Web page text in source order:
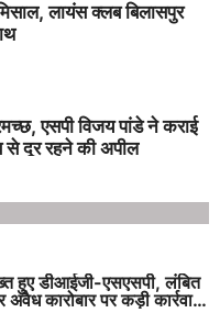
लायंस क्लब बिलासपुर
एसपी विजय पांडे ने कराई
से दूर रहने की अपील
हुए डीआईजी-एसएसपी, लंबित
कारोबार पर कड़ी कार्रवाई